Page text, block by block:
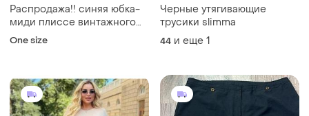
Распродажа!!️ синяя юбка-
миди плиссе винтажного
британского бренда
One size
Черные утягивающие
трусики slimma
44 и еще 1